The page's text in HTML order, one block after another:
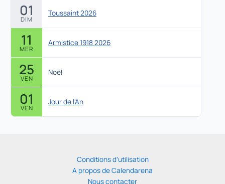
01
DIM
Toussaint 2026
11
MER
Armistice 1918 2026
25
VEN
Noël
01
VEN
Jour de l'An
Conditions d’utilisation
A propos de Calendarena
Nous contacter